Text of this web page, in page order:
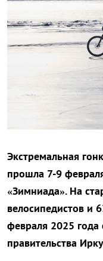
Экстремальная
прошла 7-9
«Зимниада». На
велосипедистов и
февраля 2025 года
правительства